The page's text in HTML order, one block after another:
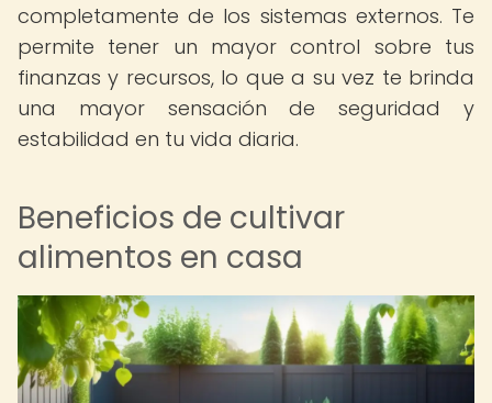
completamente de los sistemas externos. Te
permite tener un mayor control sobre tus
finanzas y recursos, lo que a su vez te brinda
una mayor sensación de seguridad y
estabilidad en tu vida diaria.
Beneficios de cultivar
alimentos en casa